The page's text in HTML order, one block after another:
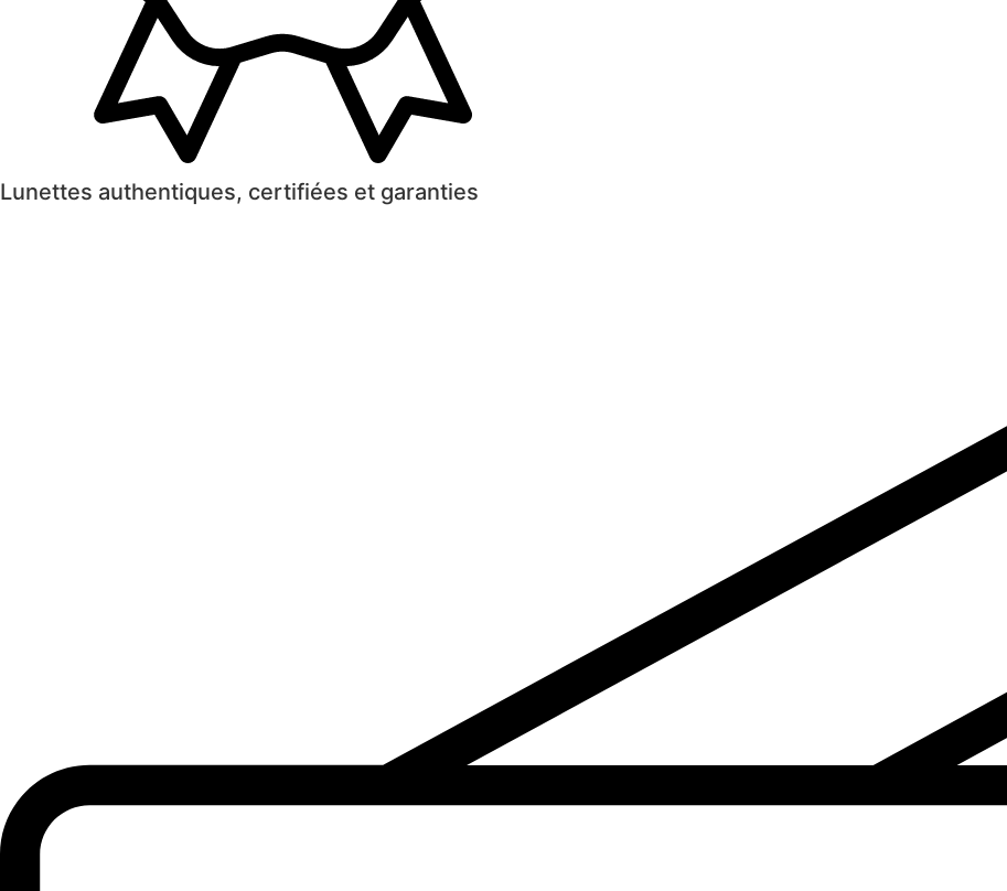
Lunettes authentiques, certifiées et garanties